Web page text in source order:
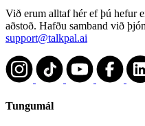
Við erum alltaf hér ef þú hefur
aðstoð. Hafðu samband við
support@talkpal.ai
Tungumál